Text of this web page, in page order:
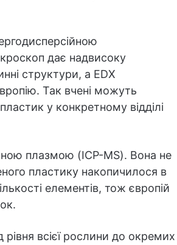
дає надвисоку
структури, а EDX
Так вчені можуть
у конкретному відділі
плазмою (ICP-MS). Вона не
пластику накопичилося в
елементів, тож європій
всієї рослини до окремих